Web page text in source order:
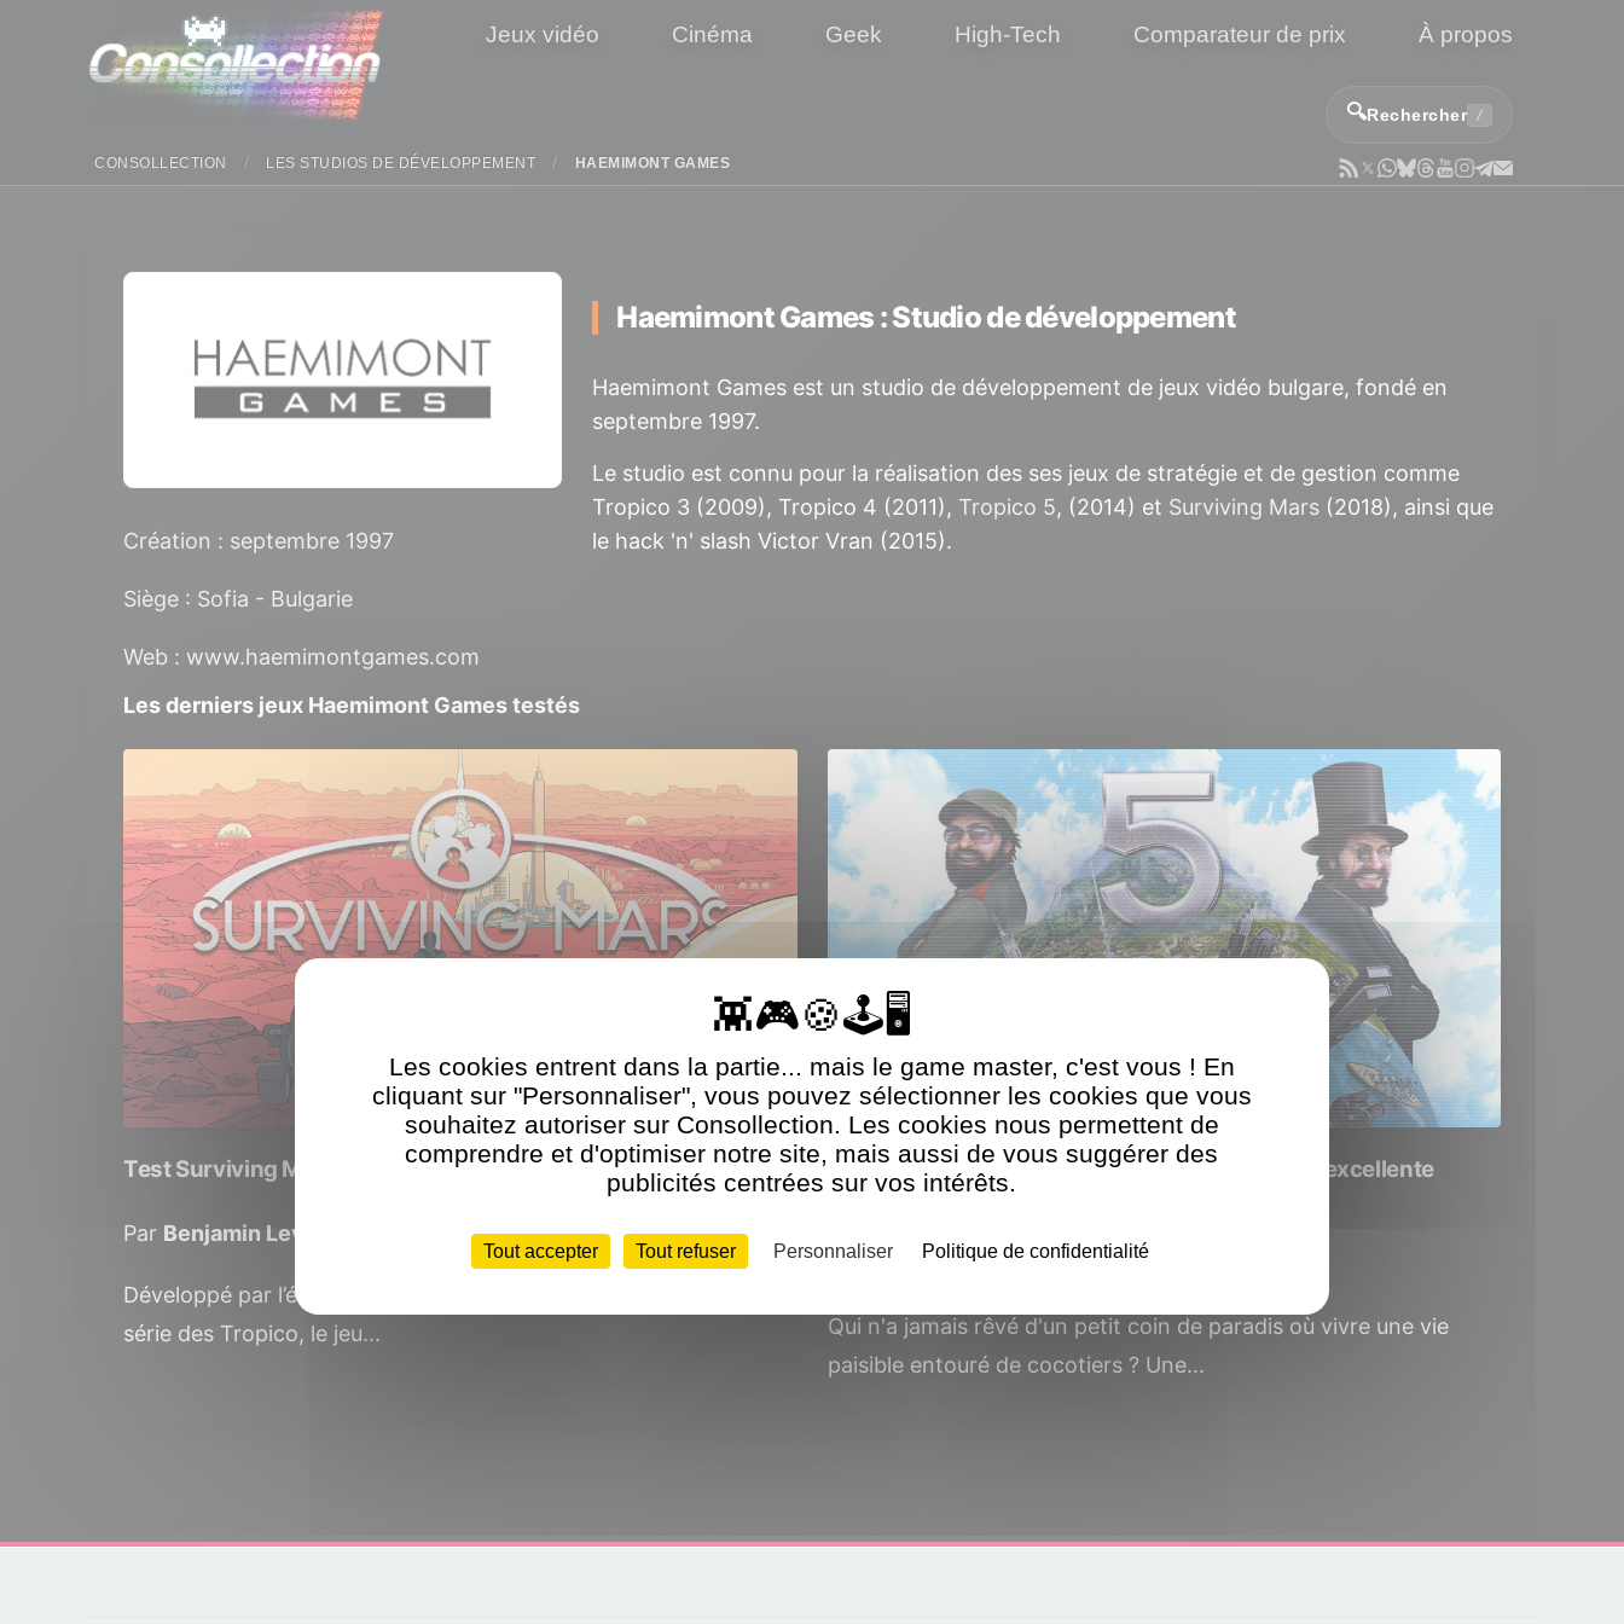
Jeux vidéo Cinéma Geek High-Tech Comparateur de prix À propos
CONSOLLECTION LES STUDIOS DE DÉVELOPPEMENT HAEMIMONT GAMES
🔍Rechercher /
Création : septembre 1997
Siège : Sofia - Bulgarie
Web : www.haemimontgames.com
Haemimont Games : Studio de développement
Haemimont Games est un studio de développement de jeux vidéo bulgare, fondé en
septembre 1997.
Le studio est connu pour la réalisation des ses jeux de stratégie et de gestion comme
Tropico 3 (2009), Tropico 4 (2011), Tropico 5, (2014) et Surviving Mars (2018), ainsi que
le hack 'n' slash Victor Vran (2015).
Les derniers jeux Haemimont Games testés
Test Surviving Mars PS4 : Seul sur Mars
Par Benjamin Levy
Développé par l’équipe Bulgare Haemimont Games derrière la
série des Tropico, le jeu...
Test de Tropico 5 sur PS4 : Un jeu de gestion d'excellente
facture
ParBenjamin Levyle 29 juillet 2015
Qui n'a jamais rêvé d'un petit coin de paradis où vivre une vie
paisible entouré de cocotiers ? Une...
Panneau de gestion des cookies
Les cookies entrent dans la partie... mais le game master, c'est vous ! En
cliquant sur "Personnaliser", vous pouvez sélectionner les cookies que vous
souhaitez autoriser sur Consollection. Les cookies nous permettent de
comprendre et d'optimiser notre site, mais aussi de vous suggérer des
publicités centrées sur vos intérêts.
Tout accepter Tout refuser Personnaliser Politique de confidentialité